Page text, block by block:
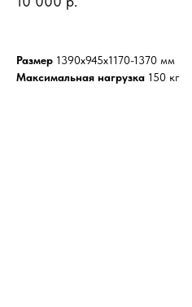
Размер 1390х945х1170-1370 мм
Максимальная нагрузка 150 кг